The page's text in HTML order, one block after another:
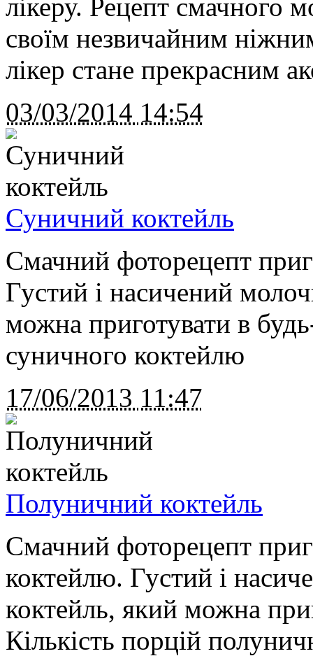
лікеру. Рецепт смачного
своїм незвичайним
лікер стане прекрасним
03/03/2014 14:54
Суничний коктейль
Смачний фоторецепт
Густий і насичений
можна приготувати в
суничного коктейлю
17/06/2013 11:47
Полуничний коктейль
Смачний фоторецепт
коктейлю. Густий і
коктейль, який можна
Кількість порцій